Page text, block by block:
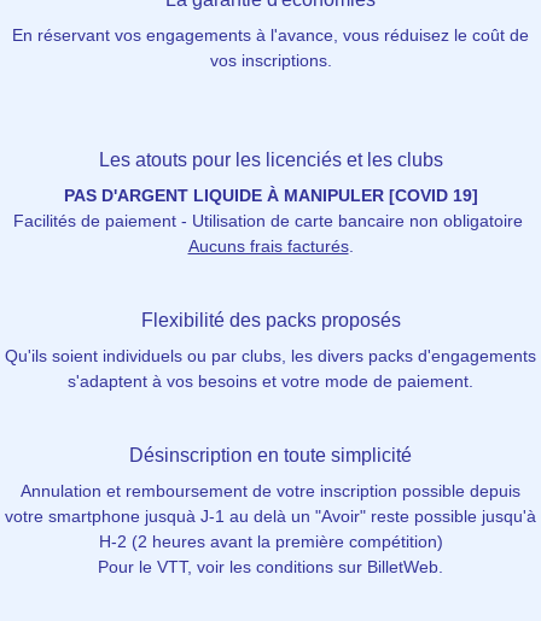
En réservant vos engagements à l'avance, vous réduisez le coût de
vos inscriptions.
Les atouts pour les licenciés et les clubs
PAS D'ARGENT LIQUIDE À MANIPULER [COVID 19]
Facilités de paiement - Utilisation de carte bancaire non obligatoire
Aucuns frais facturés.
Flexibilité des packs proposés
Qu'ils soient individuels ou par clubs, les divers packs d'engagements
s'adaptent à vos besoins et votre mode de paiement.
Désinscription en toute simplicité
Annulation et remboursement de votre inscription possible depuis
votre smartphone jusquà J-1 au delà un "Avoir" reste possible jusqu'à
H-2 (2 heures avant la première compétition)
Pour le VTT, voir les conditions sur BilletWeb.